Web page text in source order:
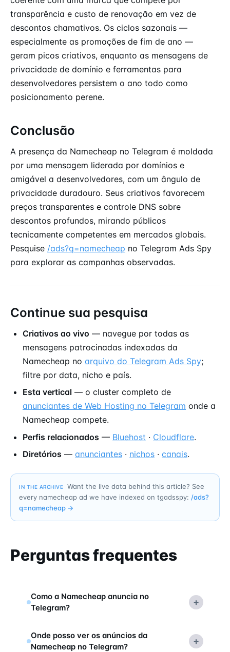
transparência e custo de renovação em vez de
descontos chamativos. Os ciclos sazonais —
especialmente as promoções de fim de ano —
geram picos criativos, enquanto as mensagens de
privacidade de domínio e ferramentas para
desenvolvedores persistem o ano todo como
posicionamento perene.
Conclusão
A presença da Namecheap no Telegram é moldada
por uma mensagem liderada por domínios e
amigável a desenvolvedores, com um ângulo de
privacidade duradouro. Seus criativos favorecem
preços transparentes e controle DNS sobre
descontos profundos, mirando públicos
tecnicamente competentes em mercados globais.
Pesquise /ads?q=namecheap no Telegram Ads Spy
para explorar as campanhas observadas.
Continue sua pesquisa
Criativos ao vivo — navegue por todas as
mensagens patrocinadas indexadas da
Namecheap no arquivo do Telegram Ads Spy;
filtre por data, nicho e país.
Esta vertical — o cluster completo de
anunciantes de Web Hosting no Telegram onde a
Namecheap compete.
Perfis relacionados — Bluehost · Cloudflare.
Diretórios — anunciantes · nichos · canais.
IN THE ARCHIVE
Want the live data behind this article? See
every namecheap ad we have indexed on tgadsspy: /ads?
q=namecheap →
Perguntas frequentes
Como a Namecheap anuncia no
Telegram?
+
Onde posso ver os anúncios da
Namecheap no Telegram?
+